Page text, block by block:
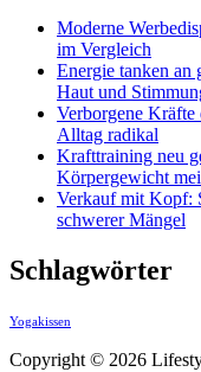
Moderne
im Vergleich
Energie tanken an
Haut und
Verborgene Kräfte
Alltag radikal
Krafttraining neu
Körpergewicht
Verkauf mit Kopf:
schwerer Mängel
Schlagwörter
Yogakissen
Copyright © 2026